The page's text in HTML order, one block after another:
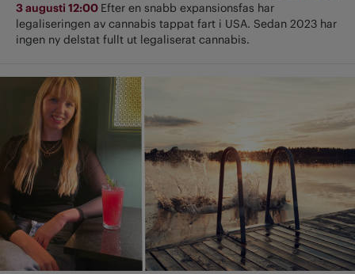
3 augusti 12:00 Efter en snabb expansionsfas har
legaliseringen av cannabis tappat fart i USA. Sedan 2023 har
ingen ny delstat fullt ut ­legaliserat cannabis.